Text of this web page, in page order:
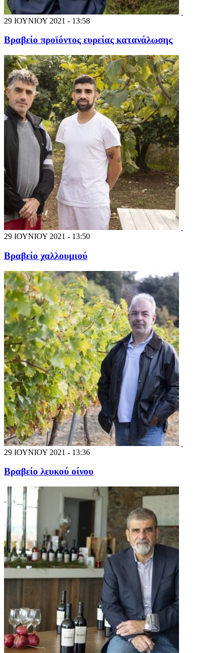
29 ΙΟΥΝΙΟΥ 2021 - 13:58
Βραβείο προϊόντος ευρείας κατανάλωσης
29 ΙΟΥΝΙΟΥ 2021 - 13:50
Βραβείο χαλλουμιού
29 ΙΟΥΝΙΟΥ 2021 - 13:36
Βραβείο λευκού οίνου